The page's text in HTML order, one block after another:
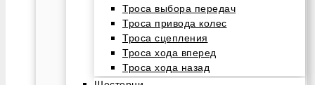
Троса выбора передач
Троса привода колес
Троса сцепления
Троса хода вперед
Троса хода назад